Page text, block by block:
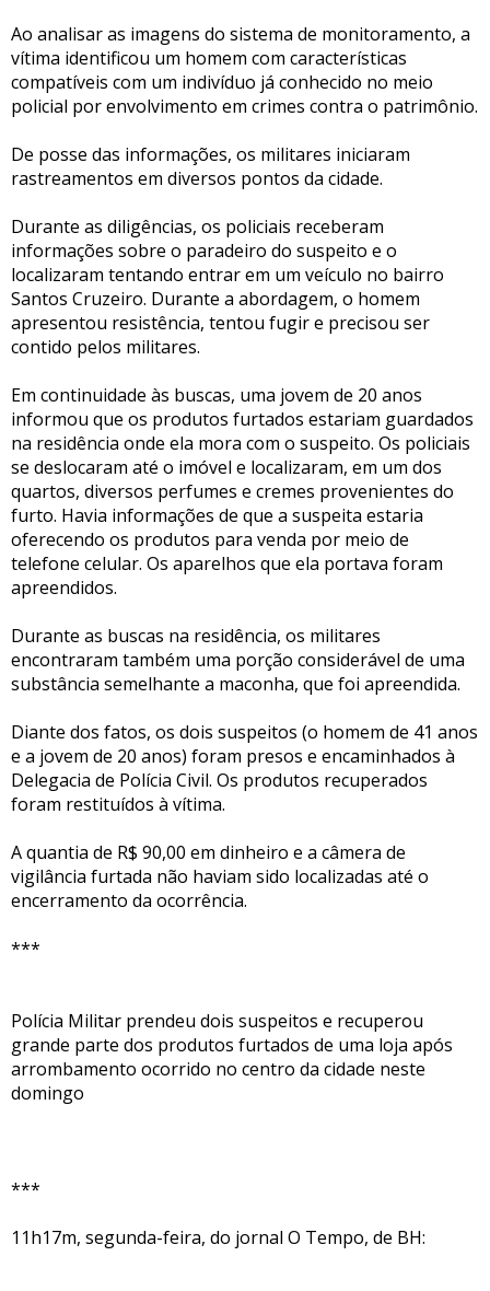
Ao analisar as imagens do sistema de monitoramento, a
vítima identificou um homem com características
compatíveis com um indivíduo já conhecido no meio
policial por envolvimento em crimes contra o patrimônio.
De posse das informações, os militares iniciaram
rastreamentos em diversos pontos da cidade.
Durante as diligências, os policiais receberam
informações sobre o paradeiro do suspeito e o
localizaram tentando entrar em um veículo no bairro
Santos Cruzeiro. Durante a abordagem, o homem
apresentou resistência, tentou fugir e precisou ser
contido pelos militares.
Em continuidade às buscas, uma jovem de 20 anos
informou que os produtos furtados estariam guardados
na residência onde ela mora com o suspeito. Os policiais
se deslocaram até o imóvel e localizaram, em um dos
quartos, diversos perfumes e cremes provenientes do
furto. Havia informações de que a suspeita estaria
oferecendo os produtos para venda por meio de
telefone celular. Os aparelhos que ela portava foram
apreendidos.
Durante as buscas na residência, os militares
encontraram também uma porção considerável de uma
substância semelhante a maconha, que foi apreendida.
Diante dos fatos, os dois suspeitos (o homem de 41 anos
e a jovem de 20 anos) foram presos e encaminhados à
Delegacia de Polícia Civil. Os produtos recuperados
foram restituídos à vítima.
A quantia de R$ 90,00 em dinheiro e a câmera de
vigilância furtada não haviam sido localizadas até o
encerramento da ocorrência.
***
Polícia Militar prendeu dois suspeitos e recuperou
grande parte dos produtos furtados de uma loja após
arrombamento ocorrido no centro da cidade neste
domingo
***
11h17m, segunda-feira, do jornal O Tempo, de BH: